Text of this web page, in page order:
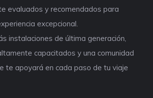
evaluados y recomendados para
excepcional.
instalaciones de última generación,
capacitados y una comunidad
te apoyará en cada paso de tu viaje